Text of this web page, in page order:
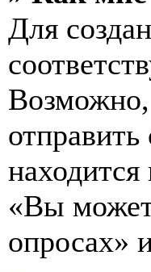
Для
Возможно,
«Вы
опросах»